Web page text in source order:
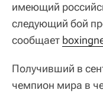
имеющий
следующий бой
сообщает
Получивший в
чемпион мира в